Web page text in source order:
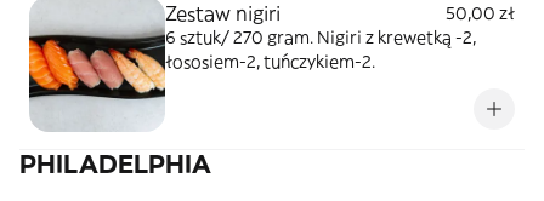
Zestaw nigiri
50,00 zł
6 sztuk/ 270 gram. Nigiri z krewetką -2,
łososiem-2, tuńczykiem-2.
PHILADELPHIA